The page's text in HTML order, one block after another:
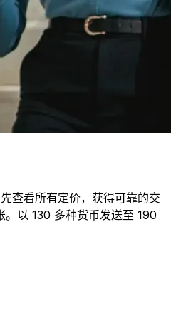
查看所有定价，获得可靠的交
以 130 多种货币发送至 190